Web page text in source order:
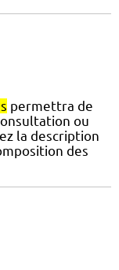
permettra de
ou
la description
des